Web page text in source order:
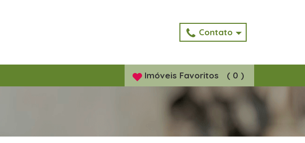
Contato
Imóveis Favoritos ( 0 )